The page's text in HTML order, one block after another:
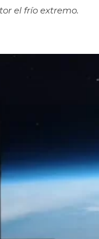
el frío extremo.